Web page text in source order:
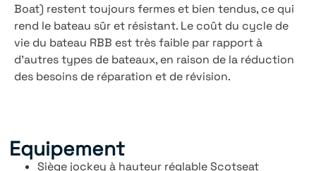
Boat) restent toujours fermes et bien tendus, ce qui
rend le bateau sûr et résistant. Le coût du cycle de
vie du bateau RBB est très faible par rapport à
d’autres types de bateaux, en raison de la réduction
des besoins de réparation et de révision.
Equipement
Siège jockey à hauteur réglable Scotseat